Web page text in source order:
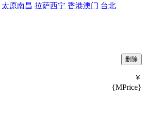
太原南昌 拉萨西宁 香港澳门 台北
￥
{MPrice}